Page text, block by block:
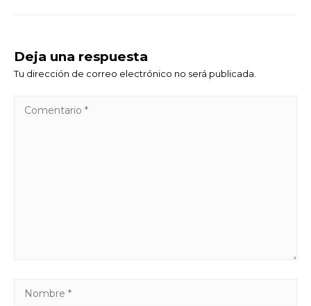
Deja una respuesta
Tu dirección de correo electrónico no será publicada.